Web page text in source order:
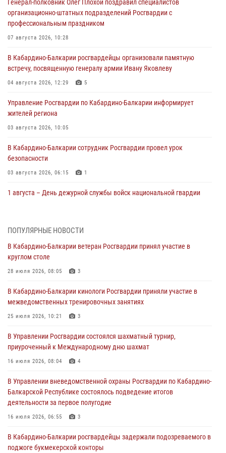
Генерал-полковник Олег Плохой поздравил специалистов
организационно-штатных подразделений Росгвардии с
профессиональным праздником
07 августа 2026, 10:28
В Кабардино-Балкарии росгвардейцы организовали памятную
встречу, посвященную генералу армии Ивану Яковлеву
04 августа 2026, 12:29 5
Управление Росгвардии по Кабардино-Балкарии информирует
жителей региона
03 августа 2026, 10:05
В Кабардино‑Балкарии сотрудник Росгвардии провел урок
безопасности
03 августа 2026, 06:15 1
1 августа – День дежурной службы войск национальной гвардии
мировой войне 1914-1918 годов
01 августа 2026, 07:30
поздравил специалистов подразделений тыла с профессиональным
праздником
01 августа 2026, 00:10
Росгвардия обеспечивает безопасность граждан на южном
направлении
31 июля 2026, 09:22
Состоялась рабочая встреча директора Росгвардии Героя России
генерала армии Виктора Золотова с заместителем полномочного
представителя Президента Российской Федерации в Северо-
Кавказском федеральном округе Виталием Кузнецовым
ПОПУЛЯРНЫЕ НОВОСТИ
В Кабардино-Балкарии ветеран Росгвардии принял участие в
круглом столе
28 июля 2026, 08:05 3
В Кабардино-Балкарии кинологи Росгвардии приняли участие в
межведомственных тренировочных занятиях
25 июля 2026, 10:21 3
В Управлении Росгвардии состоялся шахматный турнир,
приуроченный к Международному дню шахмат
16 июля 2026, 08:04 4
В Управлении вневедомственной охраны Росгвардии по Кабардино-
Балкарской Республике состоялось подведение итогов
деятельности за первое полугодие
16 июля 2026, 06:55 3
В Кабардино-Балкарии росгвардейцы задержали подозреваемого в
поджоге букмекерской конторы